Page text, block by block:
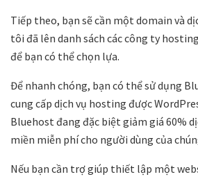
Tiếp theo, bạn sẽ cần một domain và
tôi đã lên danh sách các công ty
để bạn có thể chọn lựa.
Để nhanh chóng, bạn có thể sử dụng
cung cấp dịch vụ hosting được
Bluehost đang đặc biệt giảm giá 60%
miền miễn phí cho người dùng của
Nếu bạn cần trợ giúp thiết lập một